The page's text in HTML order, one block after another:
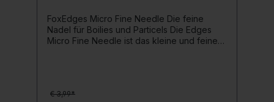
FoxEdges Micro Fine Needle Die feine
Nadel für Boilies und Particels Die Edges
Micro Fine Needle ist das kleine und feine
€ 3,99*